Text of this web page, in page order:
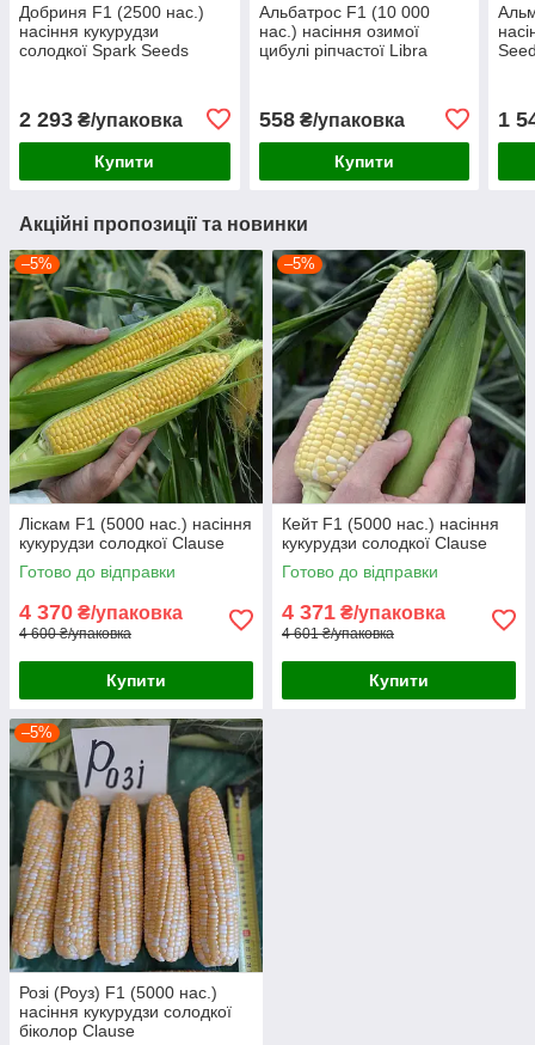
Добриня F1 (2500 нас.)
насіння кукурудзи
солодкої Spark Seeds
2 293 ₴/упаковка
Купити
Альбатрос F1 (10 000
нас.) насіння озимої
цибулі ріпчастої Libra
558₴/упаковка
Купити
1
Акційні пропозиції та новинки
–5%
Ліскам F1 (5000 нас.) насіння
кукурудзи солодкої Clause
Готово до відправки
4 370 ₴/упаковка
4 600 ₴/упаковка
Купити
–5%
Кейт F1 (5000 нас.) насіння
кукурудзи солодкої Clause
Готово до відправки
4 371 ₴/упаковка
4 601 ₴/упаковка
Купити
–5%
Розі (Роуз) F1 (5000 нас.)
насіння кукурудзи солодкої
біколор Clause